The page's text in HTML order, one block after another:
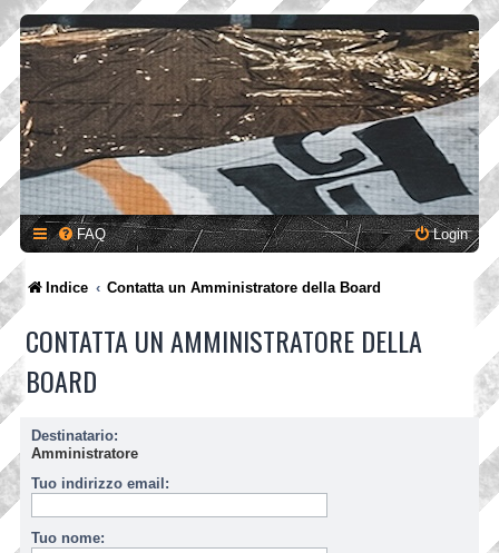
FAQ Login
Indice Contatta un Amministratore della Board
CONTATTA UN AMMINISTRATORE DELLA
BOARD
Destinatario:
Amministratore
Tuo indirizzo email:
Tuo nome: